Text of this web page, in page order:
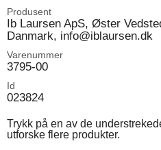
Produsent
Ib Laursen ApS, Øster
Danmark, info@iblaursen.dk
Varenummer
3795-00
Id
023824
Trykk på en av de
utforske flere produkter.